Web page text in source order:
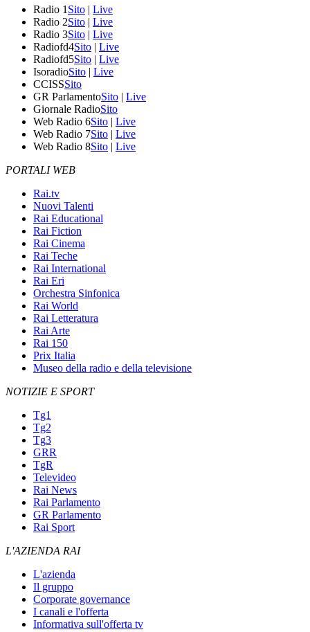
Radio 1 Sito | Live
Radio 2Sito | Live
Radio 3Sito | Live
Radiofd4Sito | Live
Radiofd5Sito | Live
IsoradioSito | Live
CCISSSito
GR ParlamentoSito | Live
Giornale RadioSito
Web Radio 6Sito | Live
Web Radio 7Sito | Live
Web Radio 8Sito | Live
PORTALI WEB
Rai.tv
Nuovi Talenti
Rai Educational
Rai Fiction
Rai Cinema
Rai Teche
Rai International
Rai Eri
Orchestra Sinfonica
Rai World
Rai Letteratura
Rai Arte
Rai 150
Prix Italia
Museo della radio e della televisione
NOTIZIE E SPORT
Tg1
Tg2
Tg3
GRR
TgR
Televideo
Rai News
Rai Parlamento
GR Parlamento
Rai Sport
L'AZIENDA RAI
L'azienda
Il gruppo
Corporate governance
I canali e l'offerta
Informativa sull'offerta tv